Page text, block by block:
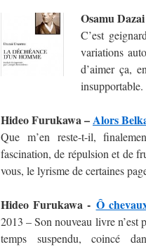
Osamu
C’est
variations
d’aimer ça,
insupportable.
Hideo Furukawa –Alors
Que m’en reste-t-il,
fascination, de répulsion et de
vous, le lyrisme de certaines
Hideo Furukawa - Ô
2013 – Son nouveau livre n’est
temps suspendu, coincé